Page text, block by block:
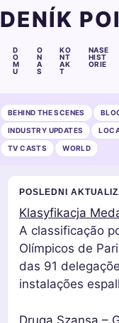
DENÍK
D
O
M
U
O
N
A
S
KO
NT
AK
T
NASE
HIST
ORIE
BEHIND THE SCENES
INDUSTRY UPDATES
TV CASTS WORLD
POSLEDNI
Klasyfikacja
A classificação
Olímpicos de
das 91
instalações
Druga Szansa –